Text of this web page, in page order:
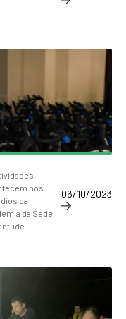
nos
da
da Sede
06/10/2023